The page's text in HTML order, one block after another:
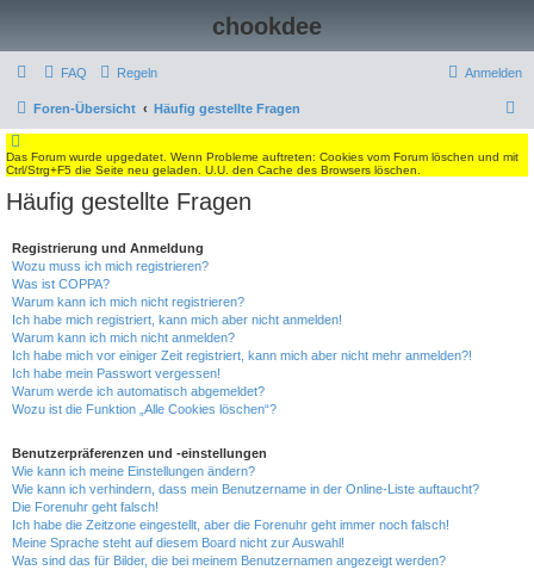
chookdee
FAQ Regeln Anmelden
Foren-Übersicht Häufig gestellte Fragen
u
Das Forum wurde upgedatet. Wenn Probleme auftreten: Cookies vom Forum löschen und mit
Ctrl/Strg+F5 die Seite neu geladen. U.U. den Cache des Browsers löschen.
Häufig gestellte Fragen
Registrierung und Anmeldung
Wozu muss ich mich registrieren?
Was ist COPPA?
Warum kann ich mich nicht registrieren?
Ich habe mich registriert, kann mich aber nicht anmelden!
Warum kann ich mich nicht anmelden?
Ich habe mich vor einiger Zeit registriert, kann mich aber nicht mehr anmelden?!
Ich habe mein Passwort vergessen!
Warum werde ich automatisch abgemeldet?
Wozu ist die Funktion „Alle Cookies löschen“?
Benutzerpräferenzen und -einstellungen
Wie kann ich meine Einstellungen ändern?
Wie kann ich verhindern, dass mein Benutzername in der Online-Liste auftaucht?
Die Forenuhr geht falsch!
Ich habe die Zeitzone eingestellt, aber die Forenuhr geht immer noch falsch!
Meine Sprache steht auf diesem Board nicht zur Auswahl!
Was sind das für Bilder, die bei meinem Benutzernamen angezeigt werden?